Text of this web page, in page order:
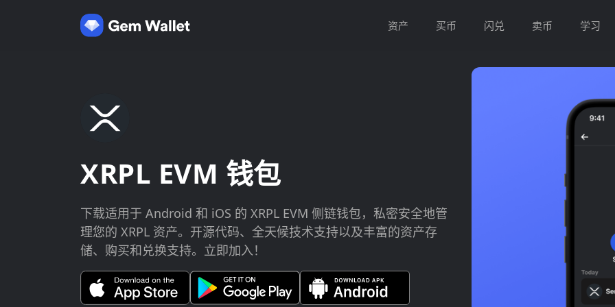
资产 买币 闪兑 卖币 学习
XRPL EVM 钱包
下载适用于 Android 和 iOS 的 XRPL EVM 侧链钱包，私密安全地管
理您的 XRPL 资产。开源代码、全天候技术支持以及丰富的资产存
储、购买和兑换支持。立即加入！